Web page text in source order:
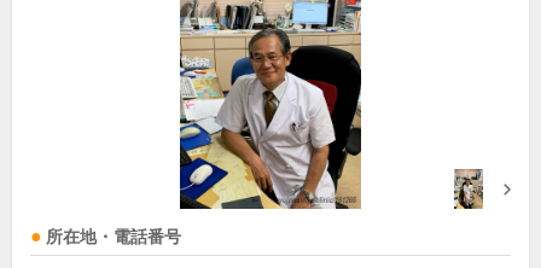
所在地・電話番号